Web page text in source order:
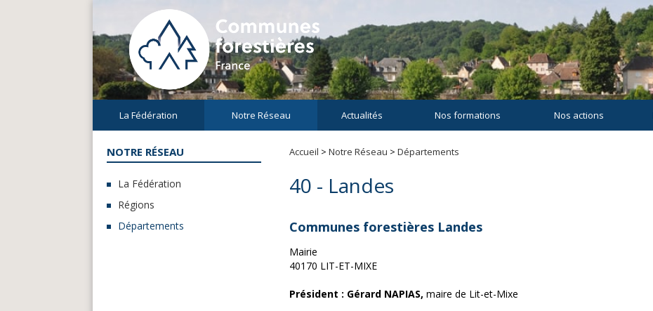
La Fédération Notre Réseau Actualités Nos formations Nos actions
NOTRE RÉSEAU
La Fédération
Régions
Départements
Accueil > Notre Réseau > Départements
40 - Landes
Communes forestières Landes
Mairie
40170 LIT-ET-MIXE
Président : Gérard NAPIAS, maire de Lit-et-Mixe